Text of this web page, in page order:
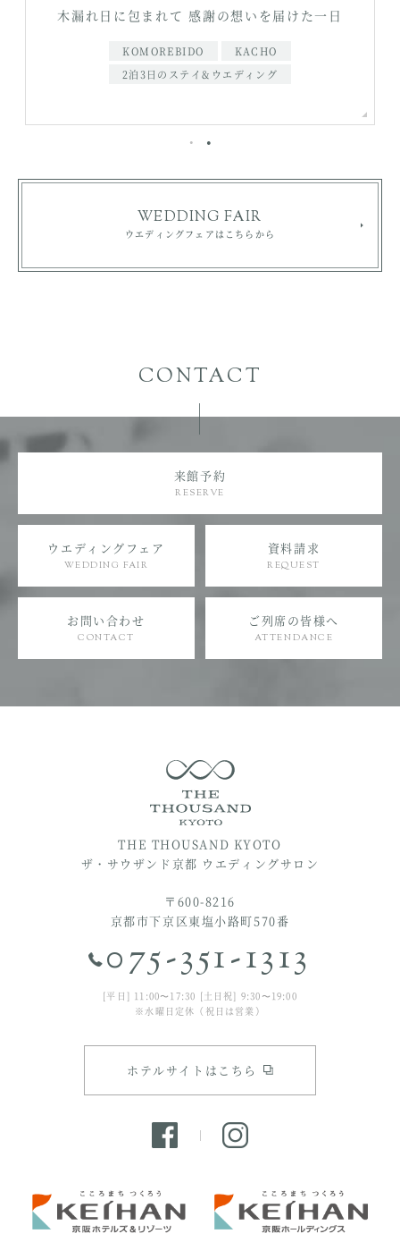
木漏れ日に包まれて 感謝の想いを届けた一日
KOMOREBIDO
KACHO
2泊3日のステイ&ウエディング
WEDDING FAIR
ウエディングフェアはこちらから
CONTACT
来館予約
RESERVE
ウエディングフェア
WEDDING FAIR
資料請求
REQUEST
お問い合わせ
CONTACT
ご列席の皆様へ
ATTENDANCE
THE THOUSAND KYOTO
ザ・サウザンド京都 ウエディングサロン
〒600-8216
京都市下京区東塩小路町570番
075-351-1313
[平日] 11:00〜17:30 [土日祝] 9:30〜19:00
※水曜日定休（祝日は営業）
ホテルサイトはこちら